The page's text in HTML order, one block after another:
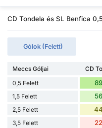
CD Tondela és SL Benfica
Gólok (Felett)
Meccs Góljai CD
0,5 Felett
1,5 Felett
2,5 Felett
3,5 Felett